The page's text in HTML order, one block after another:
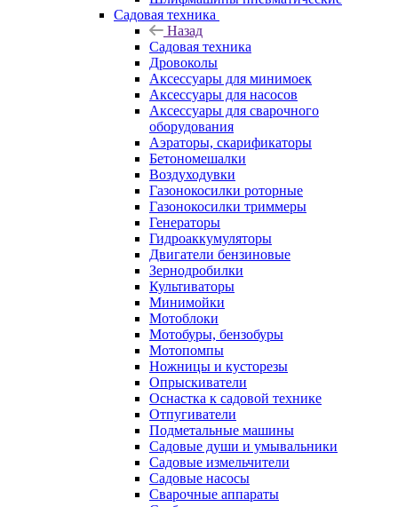
Садовая техника
Назад
Садовая техника
Дровоколы
Аксессуары для минимоек
Аксессуары для насосов
Аксессуары для сварочного
оборудования
Аэраторы, скарификаторы
Бетономешалки
Воздуходувки
Газонокосилки роторные
Газонокосилки триммеры
Генераторы
Гидроаккумуляторы
Двигатели бензиновые
Зернодробилки
Культиваторы
Минимойки
Мотоблоки
Мотобуры, бензобуры
Мотопомпы
Ножницы и кусторезы
Опрыскиватели
Оснастка к садовой технике
Отпугиватели
Подметальные машины
Садовые души и умывальники
Садовые измельчители
Садовые насосы
Сварочные аппараты